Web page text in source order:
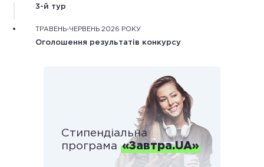
конкурсантів.
3-й тур
ТРАВЕНЬ-ЧЕРВЕНЬ 2026 РОКУ
Оголошення результатів конкурсу
Стипендіальна
програма «Завтра.UA»